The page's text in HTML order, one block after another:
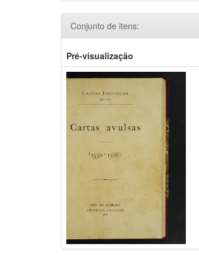
Conjunto de itens:
Pré-visualização